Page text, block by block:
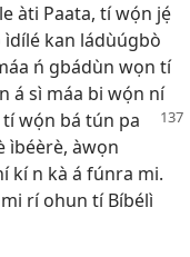
àti Paata, tí wọ́n jẹ́
ìdílé kan ládùúgbò
ń gbádùn wọn tí
á sì máa bi wọ́n ní
wọ́n bá tún pa
ìbéèrè, àwọn
kí n kà á fúnra mi.
rí ohun tí Bíbélì